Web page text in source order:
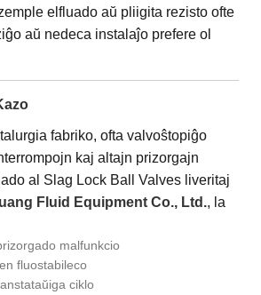
elfluado aŭ pliigita rezisto ofte
aŭ nedeca instalaĵo prefere ol
fabriko, ofta valvoŝtopiĝo
kaj altajn prizorgajn
al Slag Lock Ball Valves liveritaj
Fluid Equipment Co., Ltd., la
malfunkcio
fluostabileco
ciklo